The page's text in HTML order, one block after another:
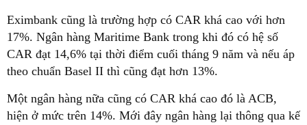
Eximbank cũng là trường hợp có CAR khá cao với hơn
17%. Ngân hàng Maritime Bank trong khi đó có hệ số
CAR đạt 14,6% tại thời điểm cuối tháng 9 năm và nếu áp
theo chuẩn Basel II thì cũng đạt hơn 13%.
Một ngân hàng nữa cũng có CAR khá cao đó là ACB,
hiện ở mức trên 14%. Mới đây ngân hàng lại thông qua kế